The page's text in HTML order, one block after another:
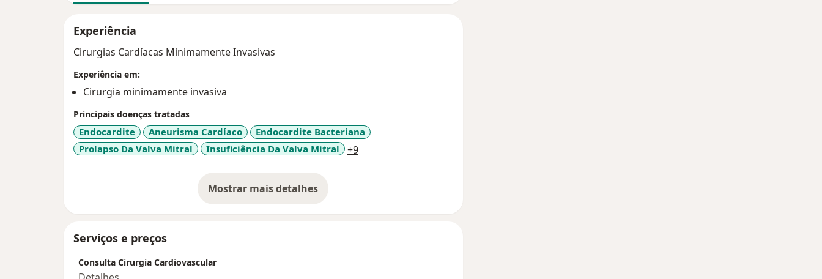
Experiência
Cirurgias Cardíacas Minimamente Invasivas
Experiência em:
Cirurgia minimamente invasiva
Principais doenças tratadas
Endocardite Aneurisma Cardíaco
Endocardite Bacteriana
Prolapso Da Valva Mitral
Insuficiência Da Valva Mitral +9a11y_sr_more_diseases
Mostrar mais detalhes
sobre a experiência
Serviços e preços
Consulta Cirurgia Cardiovascular